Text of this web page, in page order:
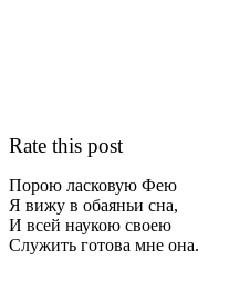
Rate this post
Порою ласковую Фею
Я вижу в обаяньи сна,
И всей наукою своею
Служить готова мне она.